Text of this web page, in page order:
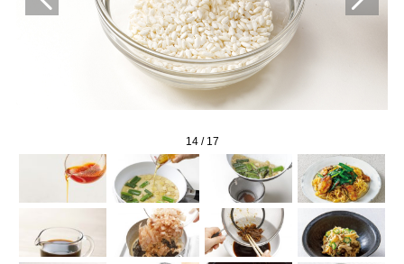
14/ 17